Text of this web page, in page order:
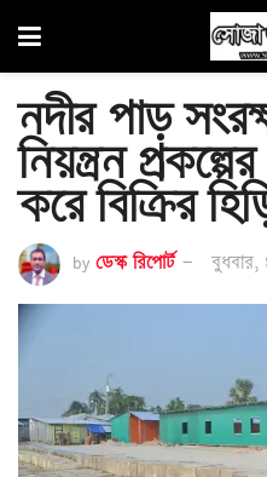
নদীর পাড়
নিয়ন্ত্রন
করে বিক্রির
by ডেস্ক রিপোর্ট বুধবার,